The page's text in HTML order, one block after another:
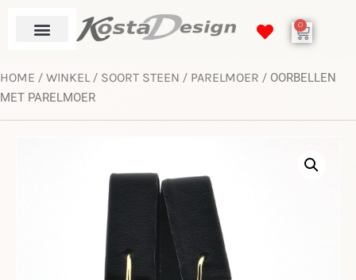
0
HOME / WINKEL/ SOORT STEEN / PARELMOER / OORBELLEN
MET PARELMOER